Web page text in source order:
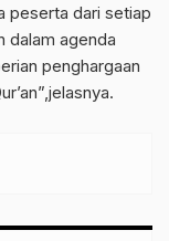
peserta dari setiap
dalam agenda
penghargaan